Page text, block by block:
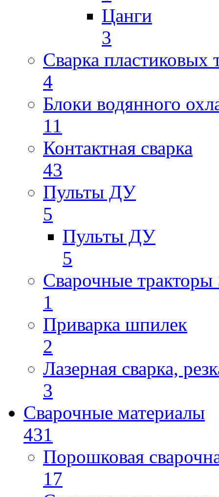
Цанги
3
Сварка пластиковых
4
Блоки водянного
11
Контактная сварка
43
Пульты ДУ
5
Пульты ДУ
5
Сварочные тракторы
1
Приварка шпилек
2
Лазерная сварка,
3
Сварочные материалы
431
Порошковая
17